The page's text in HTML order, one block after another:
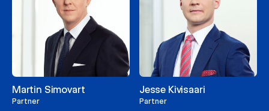
Martin Simovart
Partner
Jesse Kivisaari
Partner